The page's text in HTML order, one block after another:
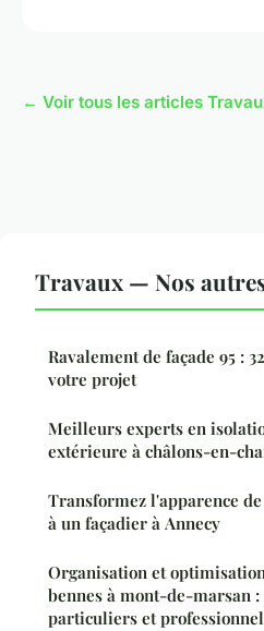
← Voir tous les articles
Travaux — Nos
Ravalement de façade 95 :
votre projet
Meilleurs experts en
extérieure à châlons-en-
Transformez l'apparence
à un façadier à Annecy
Organisation et
bennes à mont-de-marsan
particuliers et